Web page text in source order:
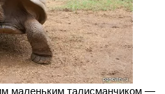
маленьким талисманчиком —